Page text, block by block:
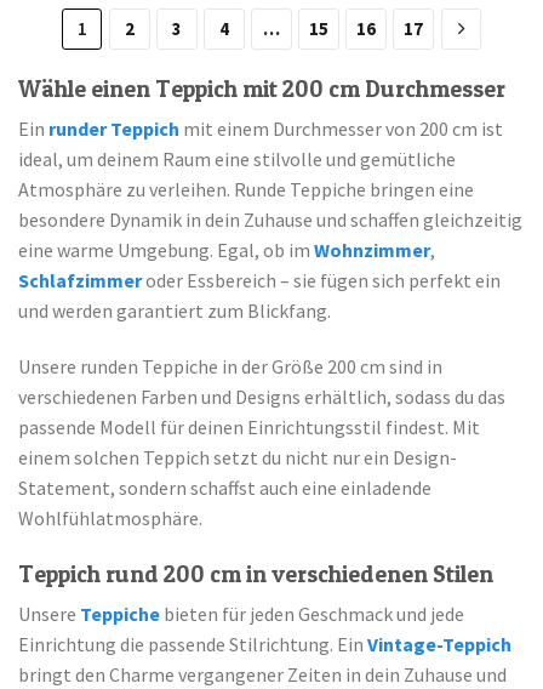
1 2 3 4 … 15 16 17
Wähle einen Teppich mit 200 cm Durchmesser
Ein runder Teppich mit einem Durchmesser von 200 cm ist
ideal, um deinem Raum eine stilvolle und gemütliche
Atmosphäre zu verleihen. Runde Teppiche bringen eine
besondere Dynamik in dein Zuhause und schaffen gleichzeitig
eine warme Umgebung. Egal, ob im Wohnzimmer,
Schlafzimmeroder Essbereich – sie fügen sich perfekt ein
und werden garantiert zum Blickfang.
Unsere runden Teppiche in der Größe 200 cm sind in
verschiedenen Farben und Designs erhältlich, sodass du das
passende Modell für deinen Einrichtungsstil findest. Mit
einem solchen Teppich setzt du nicht nur ein Design-
Statement, sondern schaffst auch eine einladende
Wohlfühlatmosphäre.
Teppich rund 200 cm in verschiedenen Stilen
Unsere Teppiche bieten für jeden Geschmack und jede
Einrichtung die passende Stilrichtung. Ein Vintage-Teppich
bringt den Charme vergangener Zeiten in dein Zuhause und